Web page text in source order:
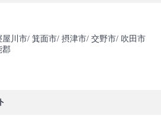
屋川市/ 箕面市/ 摂津市/ 交野市/ 吹田市
郡